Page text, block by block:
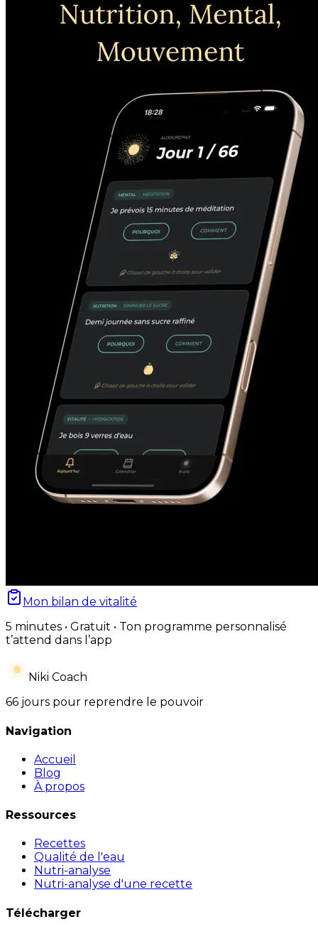
Mon bilan de vitalité
5 minutes • Gratuit • Ton programme personnalisé
t’attend dans l’app
Niki Coach
66 jours pour reprendre le pouvoir
Navigation
Accueil
Blog
À propos
Ressources
Recettes
Qualité de l'eau
Nutri-analyse
Nutri-analyse d'une recette
Télécharger